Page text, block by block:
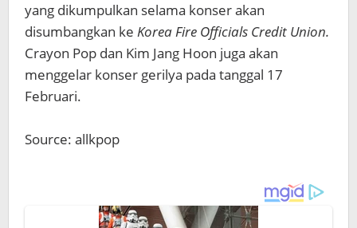
yang dikumpulkan selama konser akan
disumbangkan ke Korea Fire Officials Credit Union.
Crayon Pop dan Kim Jang Hoon juga akan
menggelar konser gerilya pada tanggal 17
Februari.
Source: allkpop